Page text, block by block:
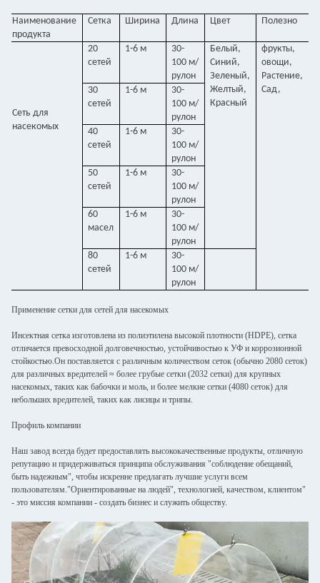
Наименование
продукта
Сетка Ширина Длина Цвет Полезно
Сеть для
насекомых
20
сетей
1-6 м
30-
100 м/
рулон
Белый,
Синий,
Зеленый,
Желтый,
Красный
фрукты,
овощи,
Растение,
Сад,
30
сетей
1-6 м
30-
100 м/
рулон
40
сетей
1-6 м
30-
100 м/
рулон
50
сетей
1-6 м
30-
100 м/
рулон
60
масел
1-6 м
30-
100 м/
рулон
80
сетей
1-6 м
30-
100 м/
рулон
Применение сетки для сетей для насекомых
Инсектная сетка изготовлена из полиэтилена высокой плотности (HDPE), сетка
отличается превосходной долговечностью, устойчивостью к УФ и коррозионной
стойкостью.Он поставляется с различным количеством сеток (обычно 2080 сеток)
для различных вредителей ≈ более грубые сетки (2032 сетки) для крупных
насекомых, таких как бабочки и моль, и более мелкие сетки (4080 сеток) для
небольших вредителей, таких как лисицы и трипы.
Профиль компании
Наш завод всегда будет предоставлять высококачественные продукты, отличную
репутацию и придерживаться принципа обслуживания "соблюдение обещаний,
быть надежным", чтобы искренне предлагать лучшие услуги всем
пользователям."Ориентированные на людей", технологией, качеством, клиентом"
- это миссия компании - создать бизнес и служить обществу.